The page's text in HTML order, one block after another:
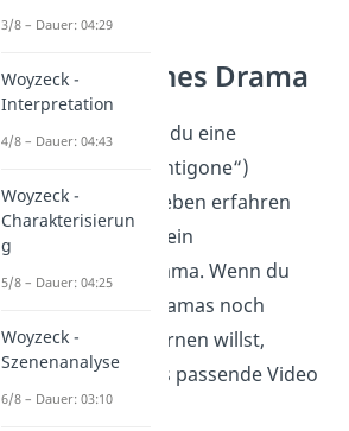
Aristotelisches Drama
Jetzt weißt du, wie du eine
Interpretation („Antigone“)
schreibst. Wie du eben erfahren
hast, ist das Werk ein
aristotelisches Drama. Wenn du
diese Form des Dramas noch
genauer kennenlernen willst,
haben wirhier
das passende Video
für dich.
3/8 – Dauer: 04:29
Woyzeck -
Interpretation
4/8 – Dauer: 04:43
Woyzeck -
Charakterisierun
g
5/8 – Dauer: 04:25
Woyzeck -
Szenenanalyse
6/8 – Dauer: 03:10